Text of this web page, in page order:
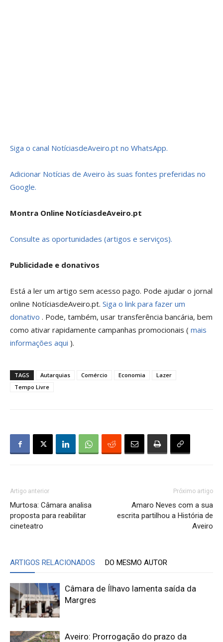
Siga o canal NotíciasdeAveiro.pt no WhatsApp.
Adicionar Notícias de Aveiro às suas fontes preferidas no
Google.
Montra Online NotíciasdeAveiro.pt
Consulte as oportunidades (artigos e serviços).
Publicidade e donativos
Está a ler um artigo sem acesso pago. Pode ajudar o jornal
online NotíciasdeAveiro.pt. Siga o link para fazer um
donativo . Pode, também, usar transferência bancária, bem
como ativar rapidamente campanhas promocionais ( mais
informações aqui ).
TAGS Autarquias Comércio Economia
Lazer
Tempo Livre
Artigo anterior
Murtosa: Câmara analisa
proposta para reabilitar
cineteatro
Próximo artigo
Amaro Neves com a sua
escrita partilhou a História de
Aveiro
ARTIGOS RELACIONADOS DO MESMO AUTOR
Câmara de Ílhavo lamenta saída da
Margres
Aveiro: Prorrogação do prazo da